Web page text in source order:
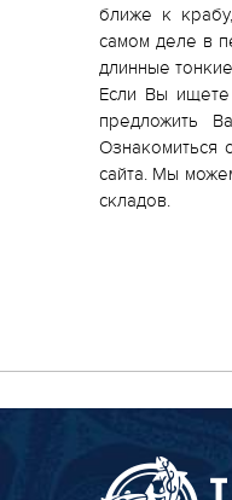
ближе к
самом деле в
длинные
Если Вы
предложить
Ознакомиться
сайта. Мы
складов.